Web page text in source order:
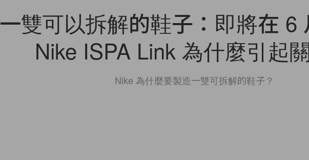
一雙可以拆解的鞋子：即將在 6
Nike ISPA Link 為什麼引起
Nike 為什麼要製造一雙可拆解的鞋子？